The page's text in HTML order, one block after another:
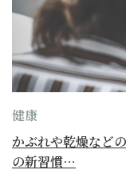
健康
かぶれや乾燥など
の新習慣…